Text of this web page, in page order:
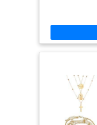
de boucles
d'oreilles en or
de bijoux.
répondre aux
or pour
tailles réglables
confortable.
parures de
polyvalent et